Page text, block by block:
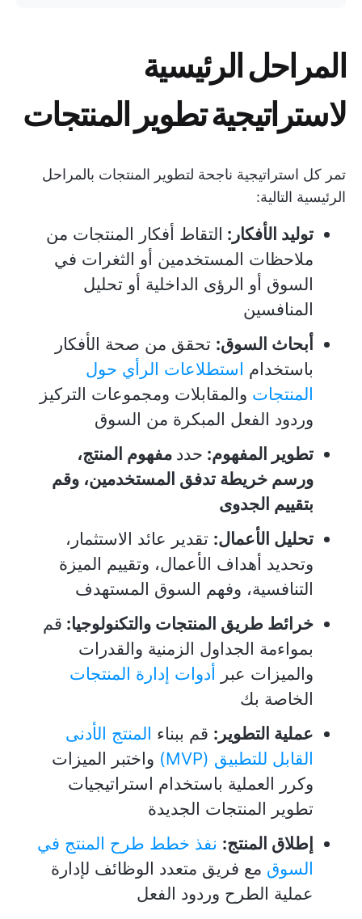
المراحل الرئيسية
لاستراتيجية تطوير المنتجات
تمر كل استراتيجية ناجحة لتطوير المنتجات بالمراحل
الرئيسية التالية:
توليد الأفكار: التقاط أفكار المنتجات من
ملاحظات المستخدمين أو الثغرات في
السوق أو الرؤى الداخلية أو تحليل
المنافسين
أبحاث السوق: تحقق من صحة الأفكار
باستخدام استطلاعات الرأي حول
المنتجات والمقابلات ومجموعات التركيز
وردود الفعل المبكرة من السوق
تطوير المفهوم: حدد مفهوم المنتج،
ورسم خريطة تدفق المستخدمين، وقم
بتقييم الجدوى
تحليل الأعمال: تقدير عائد الاستثمار،
وتحديد أهداف الأعمال، وتقييم الميزة
التنافسية، وفهم السوق المستهدف
خرائط طريق المنتجات والتكنولوجيا: قم
بمواءمة الجداول الزمنية والقدرات
والميزات عبر أدوات إدارة المنتجات
الخاصة بك
عملية التطوير: قم ببناء المنتج الأدنى
القابل للتطبيق (MVP)
واختبر الميزات
وكرر العملية باستخدام استراتيجيات
تطوير المنتجات الجديدة
إطلاق المنتج: نفذ خطط طرح المنتج في
السوق مع فريق متعدد الوظائف لإدارة
عملية الطرح وردود الفعل